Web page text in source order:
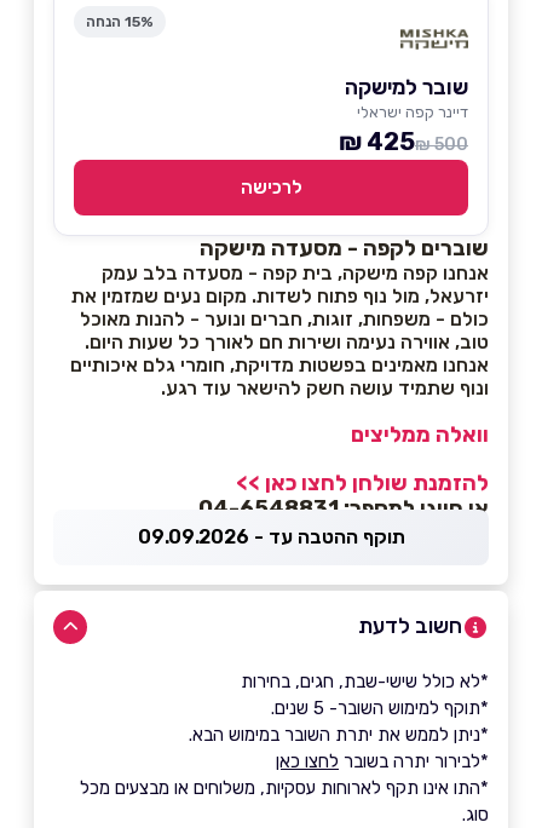
15% הנחה
שובר למישקה
דיינר קפה ישראלי
500 ₪
425 ₪
לרכישה
שוברים לקפה - מסעדה מישקה
אנחנו קפה מישקה, בית קפה - מסעדה בלב עמק
יזרעאל, מול נוף פתוח לשדות. מקום נעים שמזמין את
כולם - משפחות, זוגות, חברים ונוער - להנות מאוכל
טוב, אווירה נעימה ושירות חם לאורך כל שעות היום.
אנחנו מאמינים בפשטות מדויקת, חומרי גלם איכותיים
ונוף שתמיד עושה חשק להישאר עוד רגע.
וואלה ממליצים
להזמנת שולחן לחצו כאן >>
או חייגו למספר: 04-6548831
תוקף ההטבה עד - 09.09.2026
חשוב לדעת
*לא כולל שישי-שבת, חגים, בחירות
*תוקף למימוש השובר- 5 שנים.
*ניתן לממש את יתרת השובר במימוש הבא.
*לבירור יתרה בשובר לחצו כאן
*התו אינו תקף לארוחות עסקיות, משלוחים או מבצעים מכל
סוג.